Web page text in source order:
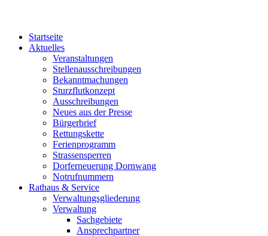
Startseite
Aktuelles
Veranstaltungen
Stellenausschreibungen
Bekanntmachungen
Sturzflutkonzept
Ausschreibungen
Neues aus der Presse
Bürgerbrief
Rettungskette
Ferienprogramm
Strassensperren
Dorferneuerung Dornwang
Notrufnummern
Rathaus & Service
Verwaltungsgliederung
Verwaltung
Sachgebiete
Ansprechpartner